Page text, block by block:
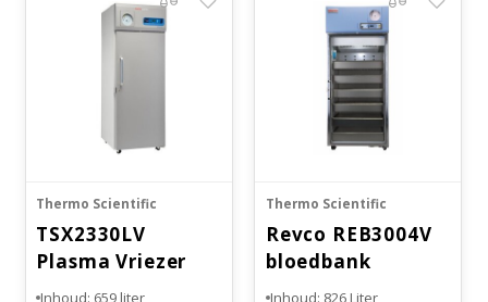
Thermo Scientific
TSX2330LV
Plasma Vriezer
Inhoud: 659 liter
Thermo Scientific
Revco REB3004V
bloedbank
koelkast
Inhoud: 826 Liter